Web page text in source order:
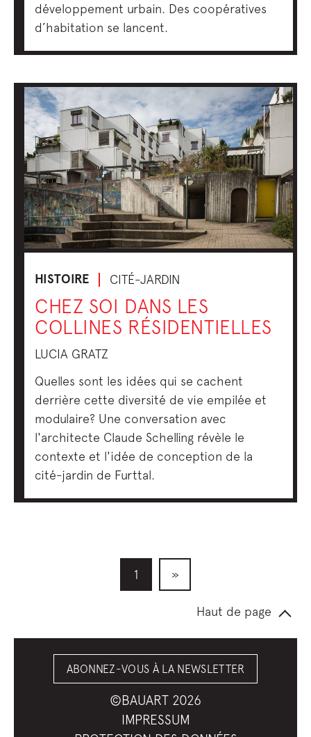
développement urbain. Des coopératives
d’habitation se lancent.
HISTOIRE CITÉ-JARDIN
CHEZ SOI DANS LES
COLLINES RÉSIDENTIELLES
LUCIA GRATZ
Quelles sont les idées qui se cachent
derrière cette diversité de vie empilée et
modulaire? Une conversation avec
l'architecte Claude Schelling révèle le
contexte et l'idée de conception de la
cité-jardin de Furttal.
1 »
Haut de page
ABONNEZ-VOUS À LA NEWSLETTER
©BAUART 2026
IMPRESSUM